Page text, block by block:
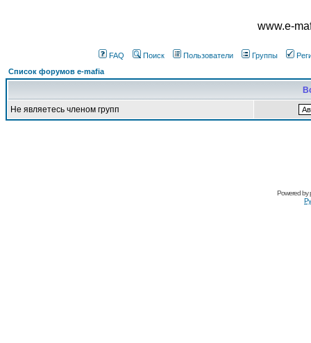
www.e-
FAQ Поиск Пользователи Группы
Список форумов e-mafia
Не являетесь членом групп
Powered by